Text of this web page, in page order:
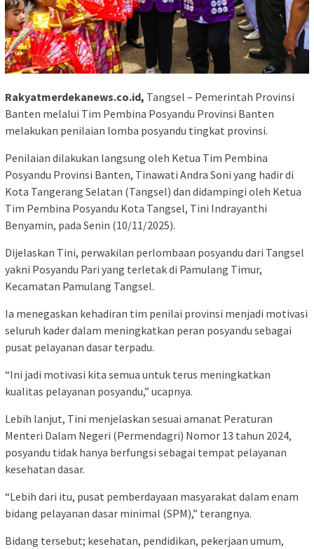
Rakyatmerdekanews.co.id, Tangsel – Pemerintah Provinsi
Banten melalui Tim Pembina Posyandu Provinsi Banten
melakukan penilaian lomba posyandu tingkat provinsi.
Penilaian dilakukan langsung oleh Ketua Tim Pembina
Posyandu Provinsi Banten, Tinawati Andra Soni yang hadir di
Kota Tangerang Selatan (Tangsel) dan didampingi oleh Ketua
Tim Pembina Posyandu Kota Tangsel, Tini Indrayanthi
Benyamin, pada Senin (10/11/2025).
Dijelaskan Tini, perwakilan perlombaan posyandu dari Tangsel
yakni Posyandu Pari yang terletak di Pamulang Timur,
Kecamatan Pamulang Tangsel.
Ia menegaskan kehadiran tim penilai provinsi menjadi motivasi
seluruh kader dalam meningkatkan peran posyandu sebagai
pusat pelayanan dasar terpadu.
“Ini jadi motivasi kita semua untuk terus meningkatkan
kualitas pelayanan posyandu,” ucapnya.
Lebih lanjut, Tini menjelaskan sesuai amanat Peraturan
Menteri Dalam Negeri (Permendagri) Nomor 13 tahun 2024,
posyandu tidak hanya berfungsi sebagai tempat pelayanan
kesehatan dasar.
“Lebih dari itu, pusat pemberdayaan masyarakat dalam enam
bidang pelayanan dasar minimal (SPM),” terangnya.
Bidang tersebut; kesehatan, pendidikan, pekerjaan umum,